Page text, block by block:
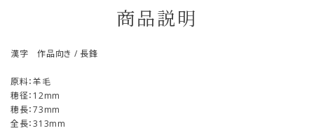
商品説明
漢字 作品向き / 長鋒
原料：羊毛
穂径：12mm
穂長：73mm
全長：313mm